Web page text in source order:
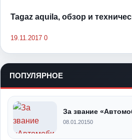
Tagaz aquila, обзор и
19.11.2017 0
ПОПУЛЯРНОЕ
За звание
08.01.20150